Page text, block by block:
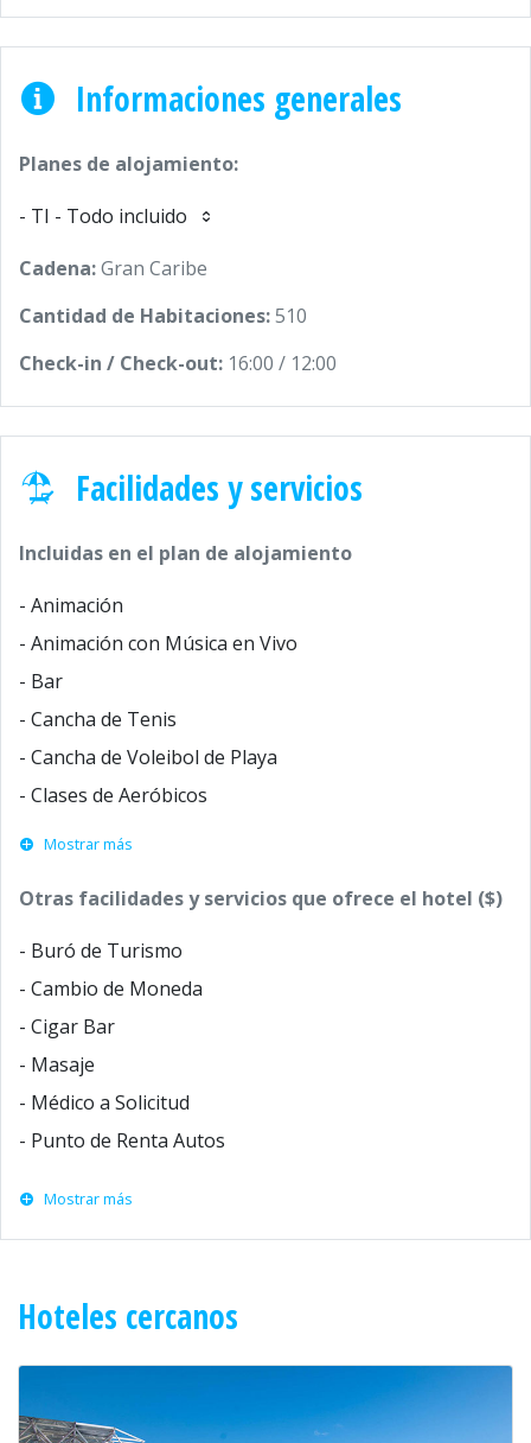
Informaciones generales
Planes de alojamiento:
- TI - Todo incluido
Cadena:Gran Caribe
Cantidad de Habitaciones:510
Check-in / Check-out: 16:00 / 12:00
Facilidades y servicios
Incluidas en el plan de alojamiento
- Animación
- Animación con Música en Vivo
- Bar
- Cancha de Tenis
- Cancha de Voleibol de Playa
- Clases de Aeróbicos
Mostrar más
Otras facilidades y servicios que ofrece el hotel ($)
- Buró de Turismo
- Cambio de Moneda
- Cigar Bar
- Masaje
- Médico a Solicitud
- Punto de Renta Autos
Mostrar más
Hoteles cercanos